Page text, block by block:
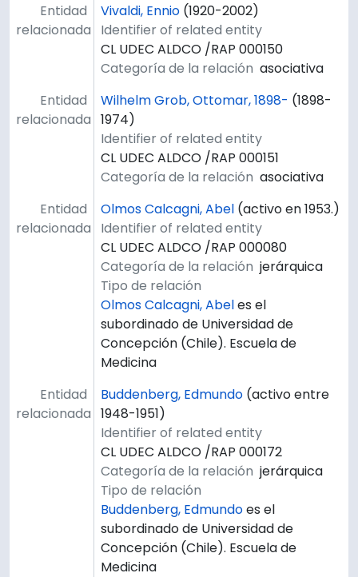
Entidad
relacionada
Vivaldi, Ennio (1920-2002)
Identifier of related entity
CL UDEC ALDCO /RAP 000150
Categoría de la relación asociativa
Entidad
relacionada
Wilhelm Grob, Ottomar, 1898- (1898-
1974)
Identifier of related entity
CL UDEC ALDCO /RAP 000151
Categoría de la relación asociativa
Entidad
relacionada
Olmos Calcagni, Abel (activo en 1953.)
Identifier of related entity
CL UDEC ALDCO /RAP 000080
Categoría de la relación jerárquica
Tipo de relación
Olmos Calcagni, Abeles el
subordinado de Universidad de
Concepción (Chile). Escuela de
Medicina
Entidad
relacionada
Buddenberg, Edmundo (activo entre
1948-1951)
Identifier of related entity
CL UDEC ALDCO /RAP 000172
Categoría de la relación jerárquica
Tipo de relación
Buddenberg, Edmundoes el
subordinado de Universidad de
Concepción (Chile). Escuela de
Medicina